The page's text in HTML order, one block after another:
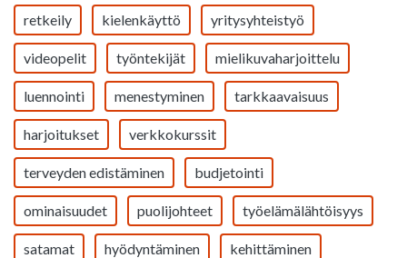
retkeily kielenkäyttö yritysyhteistyö
videopelit työntekijät mielikuvaharjoittelu
luennointi menestyminen tarkkaavaisuus
harjoitukset verkkokurssit
terveyden edistäminen budjetointi
ominaisuudet puolijohteet työelämälähtöisyys
satamat hyödyntäminen kehittäminen